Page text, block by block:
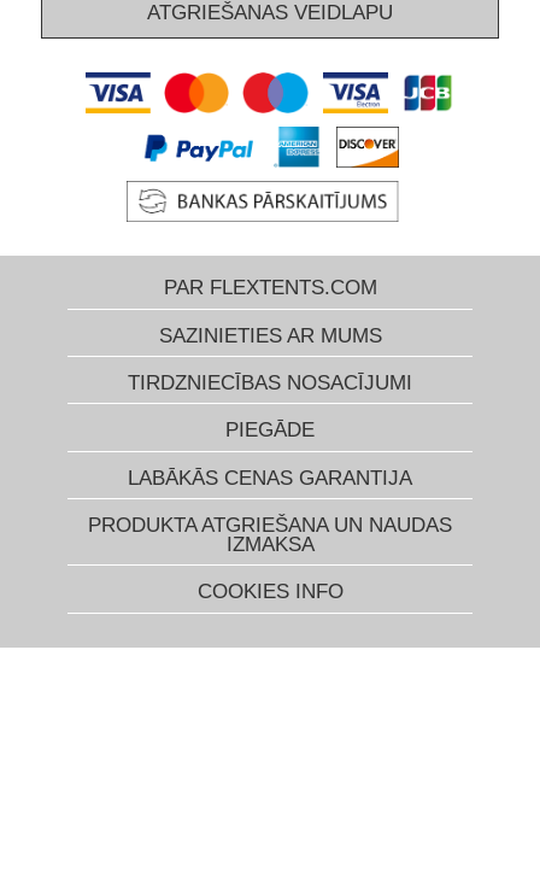
ATGRIEŠANAS VEIDLAPU
PAR FLEXTENTS.COM
SAZINIETIES AR MUMS
TIRDZNIECĪBAS NOSACĪJUMI
PIEGĀDE
LABĀKĀS CENAS GARANTIJA
PRODUKTA ATGRIEŠANA UN NAUDAS
IZMAKSA
COOKIES INFO